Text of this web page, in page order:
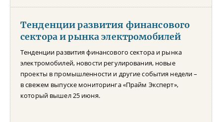
Тенденции развития финансового
сектора и рынка электромобилей
Тенденции развития финансового сектора и рынка
электромобилей, новости регулирования, новые
проекты в промышленности и другие события недели –
в свежем выпуске мониторинга «Прайм Эксперт»,
который вышел 25 июня.